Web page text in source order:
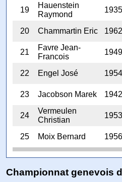
19
Hauenstein
Raymond
1935
20
Chammartin Eric 1962
21
Favre Jean-
Francois
1949
22
Engel José 1954
23
Jacobson Marek 1942
24
Vermeulen
Christian
1953
25
Moix Bernard 1956
Championnat genevois